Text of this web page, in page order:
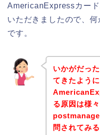
AmericanExpressカー
いただきましたので、
です。
いかがだっ
てきたよう
る原因は様
問されてみ